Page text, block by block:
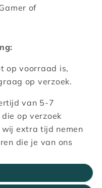
of
op voorraad is,
op verzoek.
van 5-7
op verzoek
extra tijd nemen
die je van ons